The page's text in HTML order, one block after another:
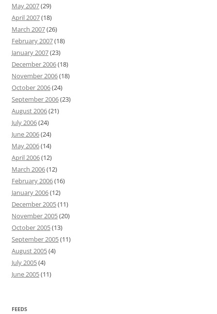
May 2007(29)
April 2007(18)
March 2007(26)
February 2007(18)
January 2007(23)
December 2006(18)
November 2006(18)
October 2006(24)
September 2006(23)
August 2006(21)
July 2006(24)
June 2006(24)
May 2006(14)
April 2006(12)
March 2006(12)
February 2006(16)
January 2006(12)
December 2005(11)
November 2005(20)
October 2005(13)
September 2005(11)
August 2005(4)
July 2005(4)
June 2005(11)
FEEDS